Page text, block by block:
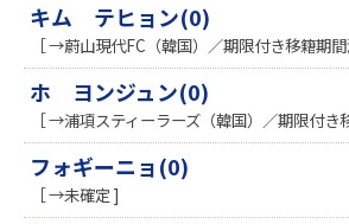
キム テヒョン(0)
［ →蔚山現代FC（韓国）／期限付き移籍期
ホ ヨンジュン(0)
［ →浦項スティーラーズ（韓国）／期限付き
フォギーニョ(0)
［ →未確定 ]